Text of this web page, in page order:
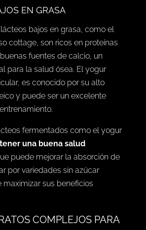
EN GRASA
bajos en grasa, como el
cottage, son ricos en proteínas
fuentes de calcio, un
para la salud ósea. El yogur
es conocido por su alto
y puede ser un excelente
fermentados como el yogur
una buena salud
puede mejorar la absorción de
por variedades sin azúcar
sus beneficios
COMPLEJOS PARA